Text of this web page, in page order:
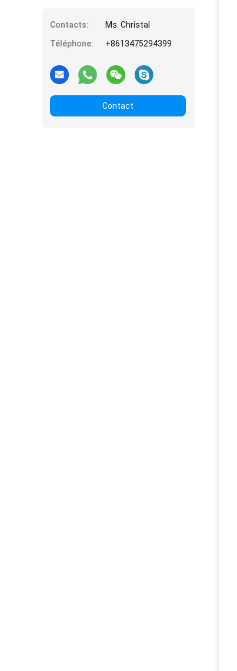
Contacts:
Ms. Christal
Téléphone:
+8613475294399
Contact